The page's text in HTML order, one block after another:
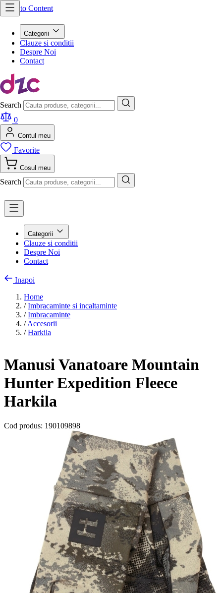
Skip to Content
Categorii
Clauze si conditii
Despre Noi
Contact
Search
0
Contul meu
Favorite
Cosul meu
Search
Categorii
Clauze si conditii
Despre Noi
Contact
Inapoi
Home
/ Imbracaminte si incaltaminte
/ Imbracaminte
/ Accesorii
/ Harkila
Manusi Vanatoare Mountain
Hunter Expedition Fleece
Harkila
Cod produs: 190109898